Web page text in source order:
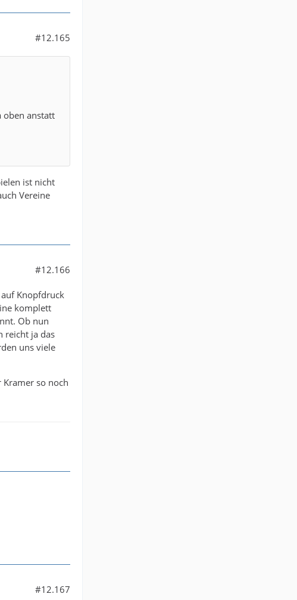
#12.165
oben anstatt
ist nicht
Vereine
#12.166
Knopfdruck
komplett
Ob nun
reicht ja das
uns viele
so noch
#12.167